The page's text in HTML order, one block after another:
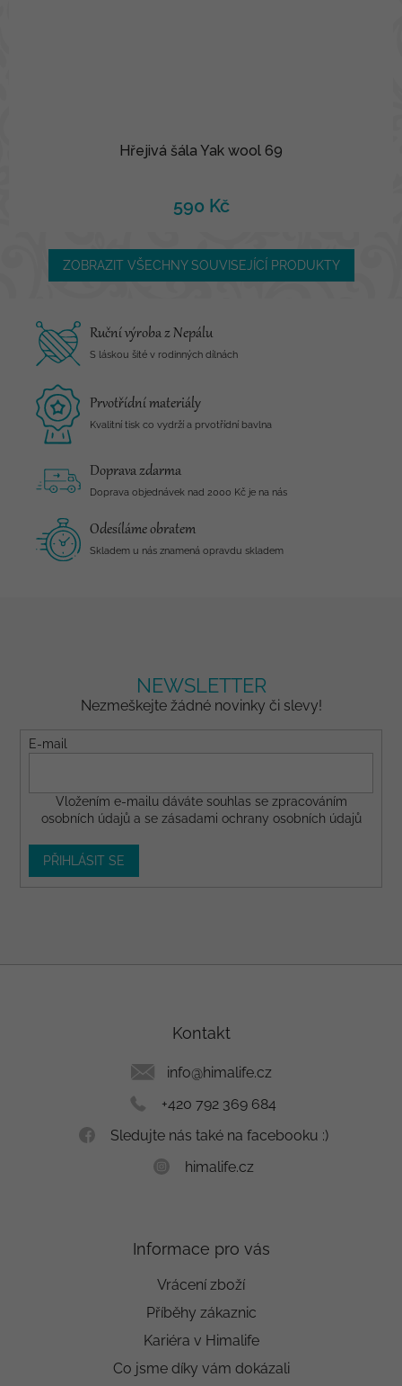
Hřejivá šála Yak wool 69
590 Kč
ZOBRAZIT VŠECHNY SOUVISEJÍCÍ PRODUKTY
Ruční výroba z Nepálu
S láskou šité v rodinných dílnách
Prvotřídní materiály
Kvalitní tisk co vydrží a prvotřídní bavlna
Doprava zdarma
Doprava objednávek nad 2000 Kč je na nás
Odesíláme obratem
Skladem u nás znamená opravdu skladem
NEWSLETTER
Nezmeškejte žádné novinky či slevy!
E-mail
Vložením e-mailu dáváte souhlas se zpracováním
osobních údajů a se zásadami ochrany osobních údajů
PŘIHLÁSIT SE
Kontakt
info@himalife.cz
+420 792 369 684
Sledujte nás také na facebooku :)
himalife.cz
Informace pro vás
Vrácení zboží
Příběhy zákaznic
Kariéra v Himalife
Co jsme díky vám dokázali